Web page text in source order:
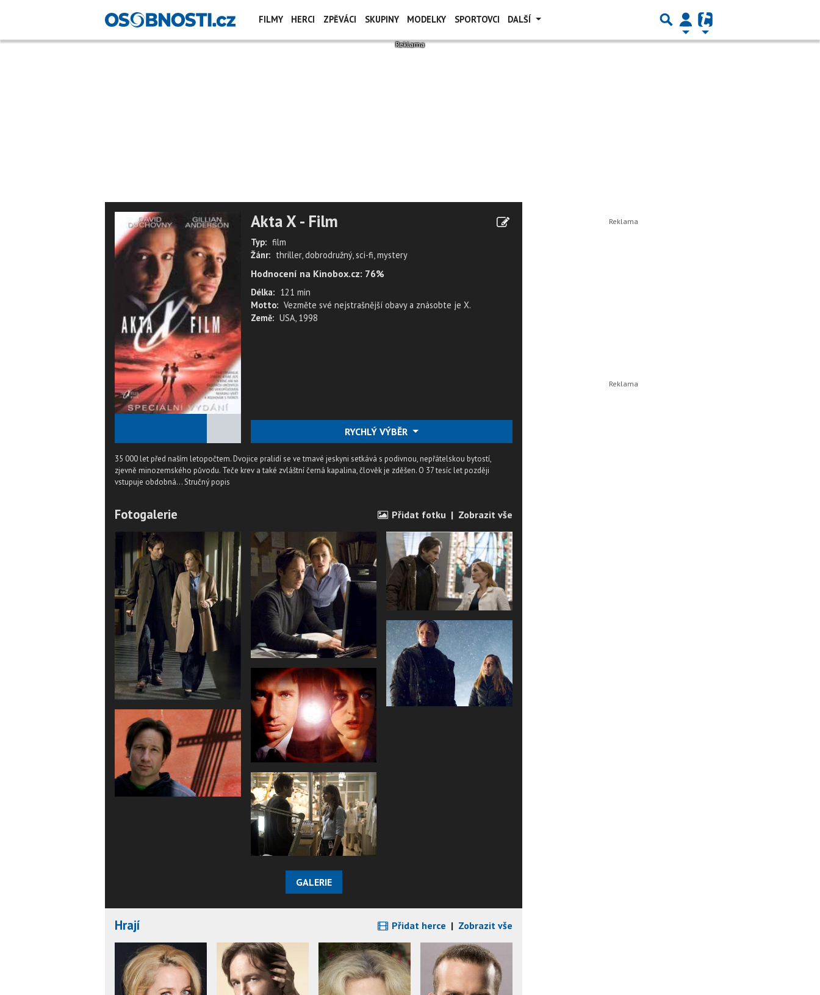
FILMY HERCI ZPĚVÁCI SKUPINY MODELKY SPORTOVCI DALŠÍ
Akta X - Film
Typ: film
Žánr: thriller, dobrodružný, sci-fi, mystery
Hodnocení na Kinobox.cz: 76%
Délka: 121 min
Motto: Vezměte své nejstrašnější obavy a znásobte je X.
Země: USA, 1998
RYCHLÝ VÝBĚR
35 000 let před naším letopočtem. Dvojice pralidí se ve tmavé jeskyni setkává s podivnou, nepřátelskou bytostí,
zjevně minozemského původu. Teče krev a také zvláštní černá kapalina, člověk je zděšen. O 37 tesíc let později
vstupuje obdobná...Stručný popis
Fotogalerie Přidat fotku | Zobrazit vše
GALERIE
Hrají Přidat herce | Zobrazit vše